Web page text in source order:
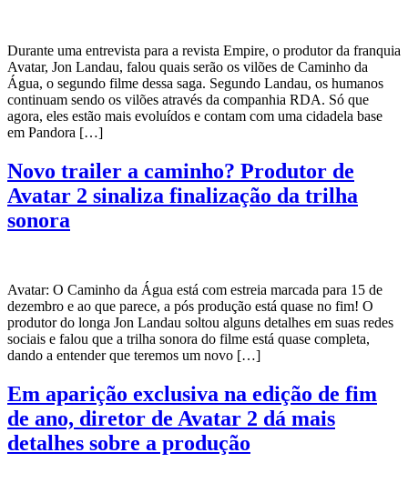
Durante uma entrevista para a revista Empire, o produtor da franquia
Avatar, Jon Landau, falou quais serão os vilões de Caminho da
Água, o segundo filme dessa saga. Segundo Landau, os humanos
continuam sendo os vilões através da companhia RDA. Só que
agora, eles estão mais evoluídos e contam com uma cidadela base
em Pandora […]
Novo trailer a caminho? Produtor de
Avatar 2 sinaliza finalização da trilha
sonora
Avatar: O Caminho da Água está com estreia marcada para 15 de
dezembro e ao que parece, a pós produção está quase no fim! O
produtor do longa Jon Landau soltou alguns detalhes em suas redes
sociais e falou que a trilha sonora do filme está quase completa,
dando a entender que teremos um novo […]
Em aparição exclusiva na edição de fim
de ano, diretor de Avatar 2 dá mais
detalhes sobre a produção